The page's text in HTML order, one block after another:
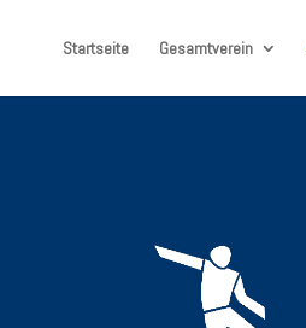
Startseite Gesamtverein